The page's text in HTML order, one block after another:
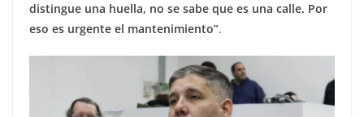
distingue una huella, no se sabe que es una calle. Por
eso es urgente el mantenimiento”.